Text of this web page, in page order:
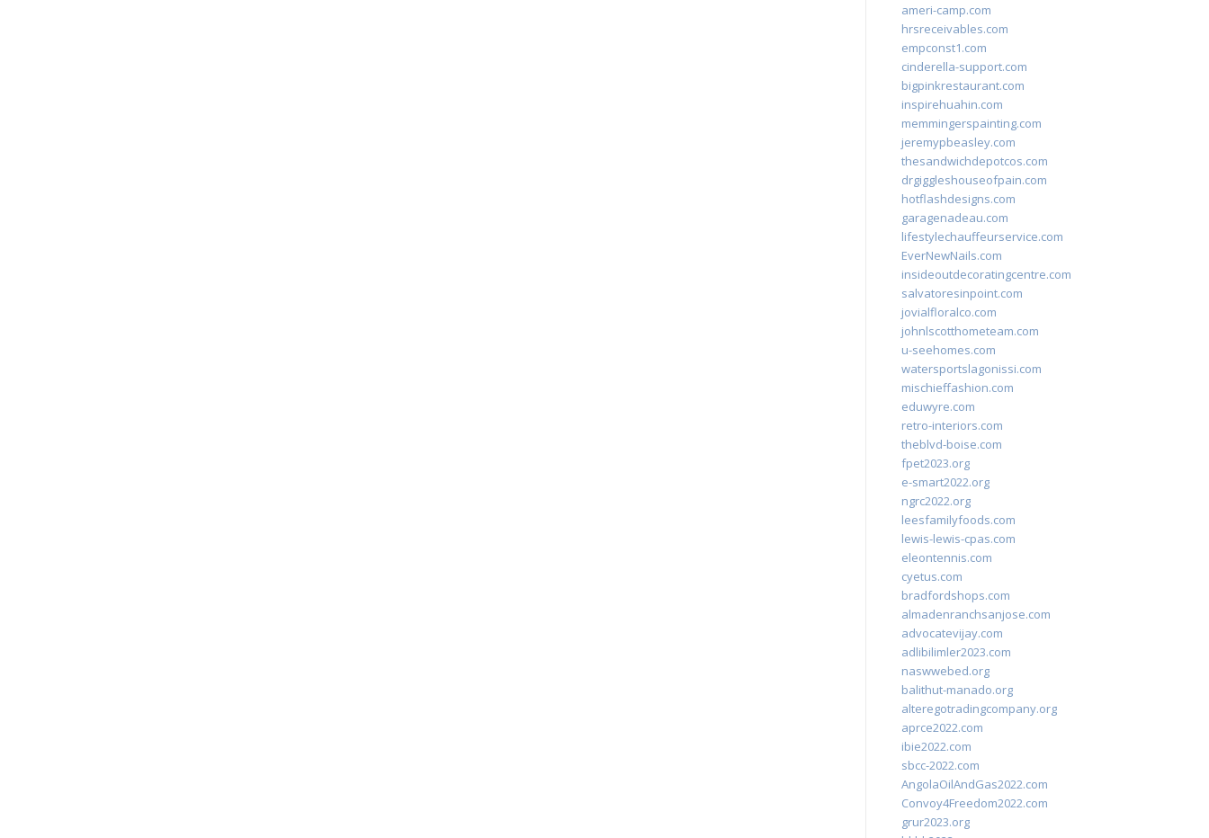
ameri-camp.com
hrsreceivables.com
empconst1.com
cinderella-support.com
bigpinkrestaurant.com
inspirehuahin.com
memmingerspainting.com
jeremypbeasley.com
thesandwichdepotcos.com
drgiggleshouseofpain.com
hotflashdesigns.com
garagenadeau.com
lifestylechauffeurservice.com
EverNewNails.com
insideoutdecoratingcentre.com
salvatoresinpoint.com
jovialfloralco.com
johnlscotthometeam.com
u-seehomes.com
watersportslagonissi.com
mischieffashion.com
eduwyre.com
retro-interiors.com
theblvd-boise.com
fpet2023.org
e-smart2022.org
ngrc2022.org
leesfamilyfoods.com
lewis-lewis-cpas.com
eleontennis.com
cyetus.com
bradfordshops.com
almadenranchsanjose.com
advocatevijay.com
adlibilimler2023.com
naswwebed.org
balithut-manado.org
alteregotradingcompany.org
aprce2022.com
ibie2022.com
sbcc-2022.com
AngolaOilAndGas2022.com
Convoy4Freedom2022.com
grur2023.org